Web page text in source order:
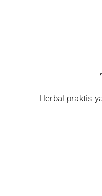
Herbal praktis